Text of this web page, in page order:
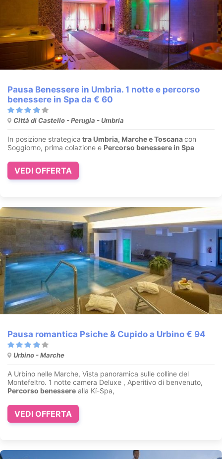
Pausa Benessere in Umbria. 1 notte e percorso
benessere in Spa da € 60
Città di Castello - Perugia - Umbria
In posizione strategica tra Umbria, Marche e Toscanacon
Soggiorno, prima colazione e Percorso benessere in Spa
VEDI OFFERTA
Pausa romantica Psiche & Cupido a Urbino € 94
Urbino - Marche
A Urbino nelle Marche, Vista panoramica sulle colline del
Montefeltro. 1 notte camera Deluxe , Aperitivo di benvenuto,
Percorso benessere alla Kí-Spa,
VEDI OFFERTA